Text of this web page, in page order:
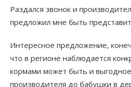
Раздался звонок и
предложил мне быть
Интересное предложение,
что в регионе наблюдается
кормами может быть и
производителя до бабушки в